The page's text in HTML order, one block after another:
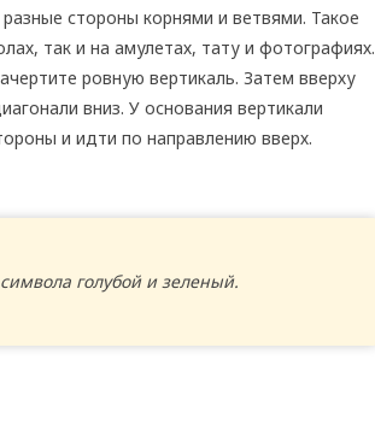
стороны корнями и ветвями. Такое
так и на амулетах, тату и фотографиях.
ровную вертикаль. Затем вверху
вниз. У основания вертикали
и идти по направлению вверх.
голубой и зеленый.